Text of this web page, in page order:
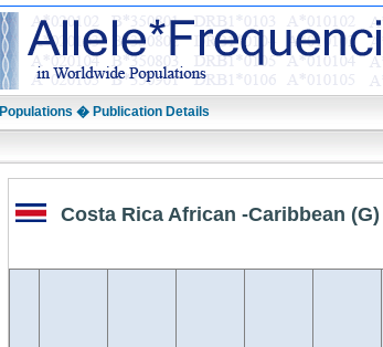
Populations � Publication Details
Costa Rica African -Caribbean (G)